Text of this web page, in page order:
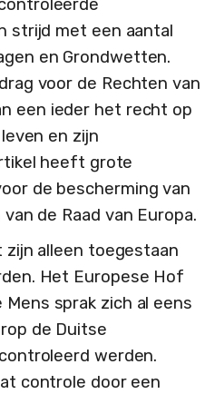
strijd met een aantal
en Grondwetten.
voor de Rechten van
een ieder het recht op
en zijn
heeft grote
de bescherming van
de Raad van Europa.
alleen toegestaan
Het Europese Hof
sprak zich al eens
de Duitse
werden.
controle door een